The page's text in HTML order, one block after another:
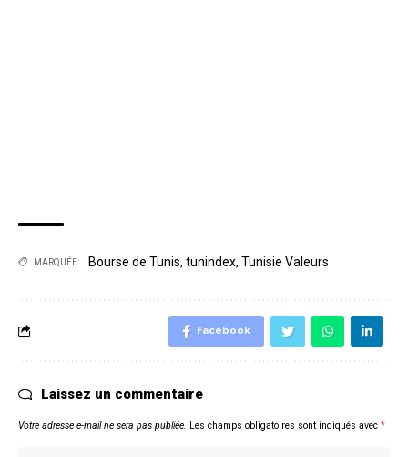
MARQUÉE: Bourse de Tunis, tunindex, Tunisie Valeurs
Facebook
Laissez un commentaire
Votre adresse e-mail ne sera pas publiée. Les champs obligatoires sont indiqués avec *